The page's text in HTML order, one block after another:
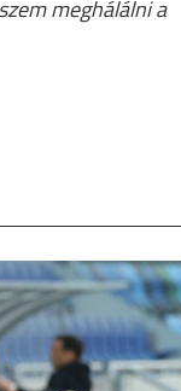
meghálálni a